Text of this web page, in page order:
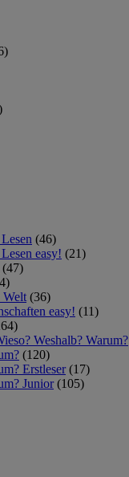
(46)
easy! (21)
(47)
Welt (36)
easy! (11)
Weshalb? Warum?
(120)
Erstleser (17)
Junior (105)